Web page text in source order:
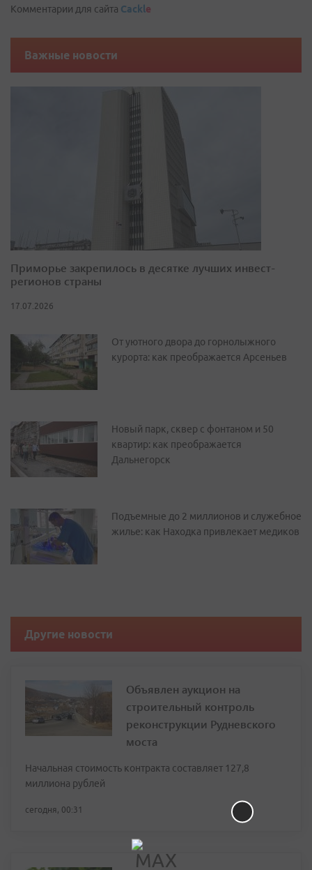
Комментарии для сайта Cackle
Важные новости
Приморье закрепилось в десятке лучших инвест-
регионов страны
17.07.2026
От уютного двора до горнолыжного
курорта: как преображается Арсеньев
Новый парк, сквер с фонтаном и 50
квартир: как преображается
Дальнегорск
Подъемные до 2 миллионов и служебное
жилье: как Находка привлекает медиков
Другие новости
Объявлен аукцион на
строительный контроль
реконструкции Рудневского
моста
Начальная стоимость контракта составляет 127,8
миллиона рублей
сегодня, 00:31